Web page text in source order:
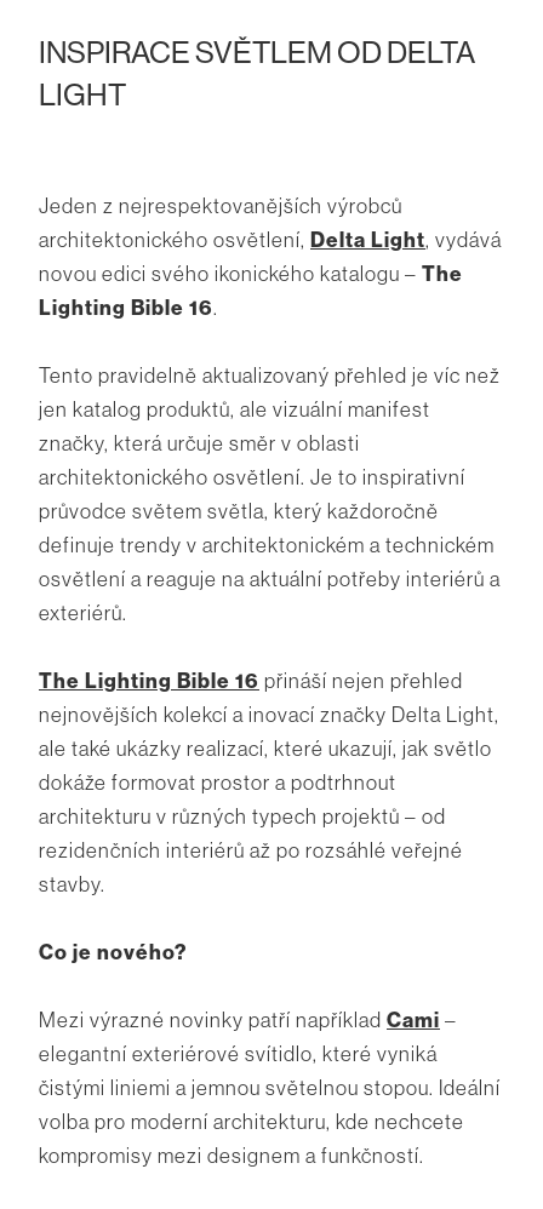
INSPIRACE SVĚTLEM OD DELTA
LIGHT
Jeden z nejrespektovanějších výrobců
architektonického osvětlení, Delta Light, vydává
novou edici svého ikonického katalogu – The
Lighting Bible 16.
Tento pravidelně aktualizovaný přehled je víc než
jen katalog produktů, ale vizuální manifest
značky, která určuje směr v oblasti
architektonického osvětlení. Je to inspirativní
průvodce světem světla, který každoročně
definuje trendy v architektonickém a technickém
osvětlení a reaguje na aktuální potřeby interiérů a
exteriérů.
The Lighting Bible 16 přináší nejen přehled
nejnovějších kolekcí a inovací značky Delta Light,
ale také ukázky realizací, které ukazují, jak světlo
dokáže formovat prostor a podtrhnout
architekturu v různých typech projektů – od
rezidenčních interiérů až po rozsáhlé veřejné
stavby.
Co je nového?
Mezi výrazné novinky patří například Cami –
elegantní exteriérové svítidlo, které vyniká
čistými liniemi a jemnou světelnou stopou. Ideální
volba pro moderní architekturu, kde nechcete
kompromisy mezi designem a funkčností.